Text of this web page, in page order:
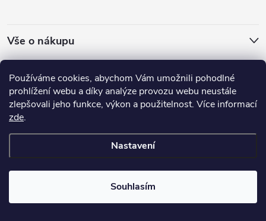
Používáme cookies, abychom Vám umožnili pohodlné
prohlížení webu a díky analýze provozu webu neustále
zlepšovali jeho funkce, výkon a použitelnost. Více informací
zde.
Nastavení
Souhlasím
Vše o nákupu
O Fleppi
Inspirace pro vás
Copyright 2026fleppi. Všechna práva vyhrazena.